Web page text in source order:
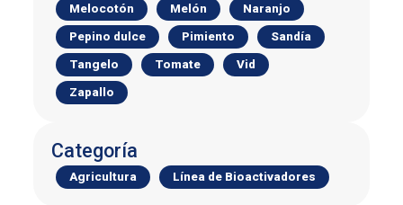
Melocotón Melón Naranjo
Pepino dulce Pimiento Sandía
Tangelo Tomate Vid
Zapallo
Categoría
Agricultura Línea de Bioactivadores